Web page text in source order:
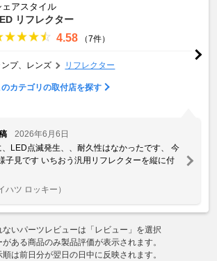
ェアスタイル
リフレクター
4.58 （7件）
ンプ、レンズ リフレクター
のカテゴリの取付店を探す
2026年6月6日
LED点滅発生、、耐久性はなかったです、 今
子見です いちおう汎用リフレクターを縦に付
ハツ ロッキー）
いパーツレビューは「レビュー」を選択
ある商品のみ製品評価が表示されます。
は前日分が翌日の日中に反映されます。